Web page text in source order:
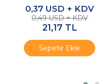
0,37 USD + KDV
0,49 USD + KDV
21,17 TL
Sepete Ekle